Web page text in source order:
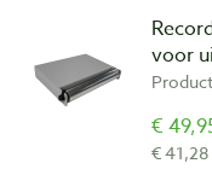
voor
€
€ 41,28